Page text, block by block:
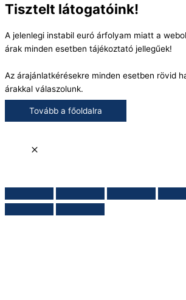
Tisztelt látogatóink!
A jelenlegi instabil euró árfolyam miatt a
árak minden esetben tájékoztató jellegűek!
Az árajánlatkérésekre minden esetben rövid
árakkal válaszolunk.
Tovább a főoldalra